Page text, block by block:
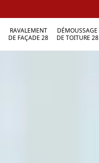
RAVALEMENT
DE FAÇADE 28
DÉMOUSSAGE
DE TOITURE 28